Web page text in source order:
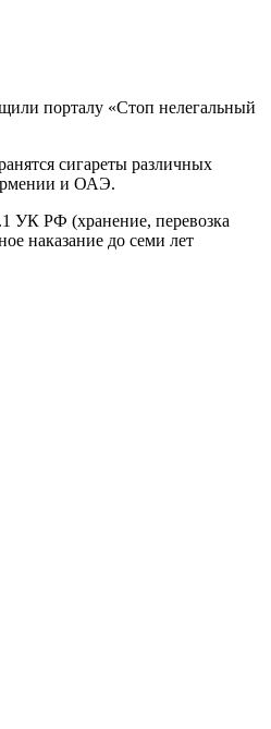
порталу «Стоп нелегальный
сигареты различных
и ОАЭ.
УК РФ (хранение, перевозка
наказание до семи лет